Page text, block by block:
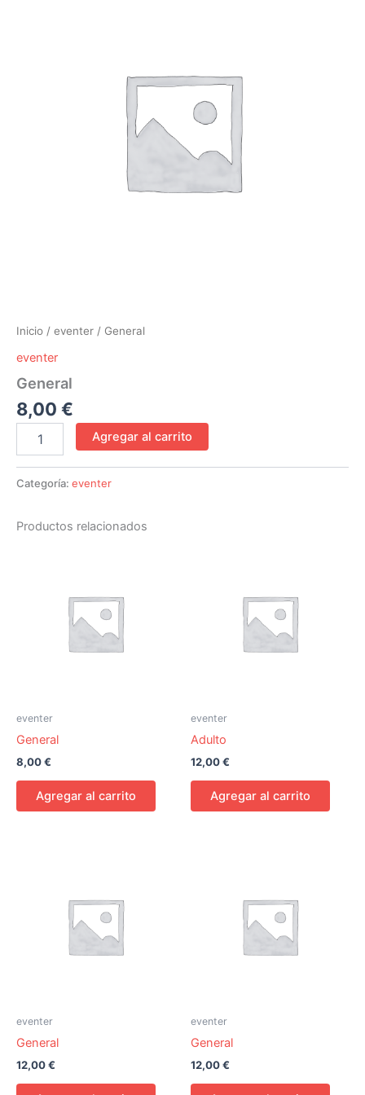
Inicio / eventer / General
eventer
General
8,00 €
Agregar al carrito
Categoría: eventer
Productos relacionados
eventer
General
8,00€
Agregar al carrito
eventer
Adulto
12,00€
Agregar al carrito
eventer
General
12,00€
eventer
General
12,00€